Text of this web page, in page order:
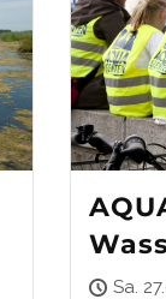
Sa.